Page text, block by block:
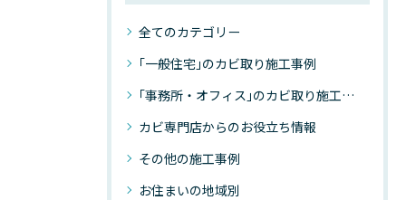
全てのカテゴリー
｢一般住宅｣のカビ取り施工事例
｢事務所・オフィス｣のカビ取り施工事例
カビ専門店からのお役立ち情報
その他の施工事例
お住まいの地域別